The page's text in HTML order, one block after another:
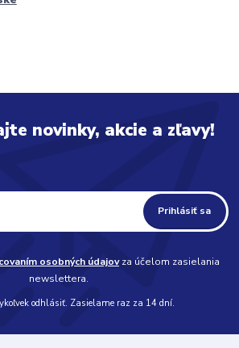
novinky, akcie a zľavy!
Prihlásiť sa
osobných údajovza účelom zasielania
newslettera.
odhlásiť. Zasielame raz za 14 dní.